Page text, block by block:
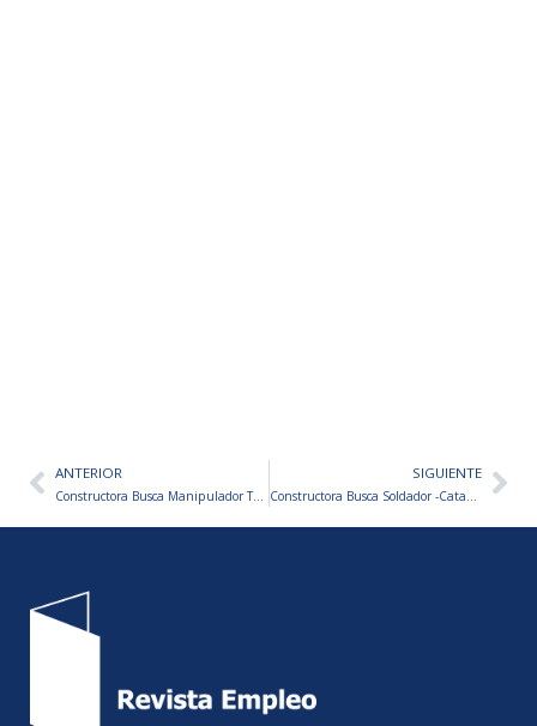
AntANTERIOR
Constructora Busca Manipulador Telescopio – Catamarca
SIGUIENTE